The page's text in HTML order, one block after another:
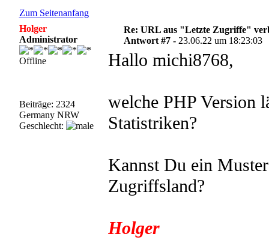
Zum Seitenanfang
Holger
Administrator
Offline
Beiträge: 2324
Germany NRW
Geschlecht:
Re: URL aus "Letzte Zugriffe"
Antwort #7 - 23.06.22 um 18:23:03
Hallo michi8768,
welche PHP Version
Statistriken?
Kannst Du ein
Zugriffsland?
Holger